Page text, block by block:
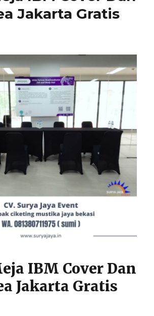
Sawangan
Depok
Jakarta Gratis
IBM Cover Dan
Jakarta Gratis